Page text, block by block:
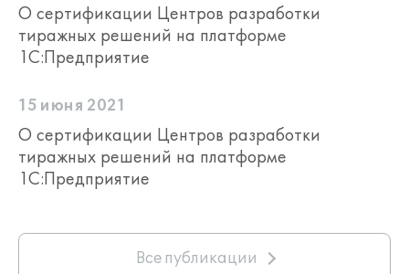
О сертификации Центров разработки
тиражных решений на платформе
1С:Предприятие
15 июня 2021
О сертификации Центров разработки
тиражных решений на платформе
1С:Предприятие
Все публикации